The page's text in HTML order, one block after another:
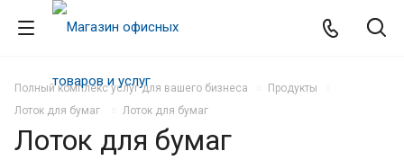
Полный комплекс услуг для вашего бизнеса
Продукты
Лоток для бумаг
Лоток для бумаг
Лоток для бумаг